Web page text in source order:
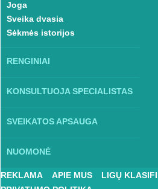
Joga
Sveika dvasia
Sėkmės istorijos
RENGINIAI
KONSULTUOJA SPECIALISTAS
SVEIKATOS APSAUGA
NUOMONĖ
REKLAMA APIE MUS LIGŲ